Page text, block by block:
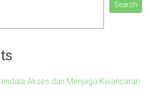
Search
Akses dan Menjaga Kelancaran